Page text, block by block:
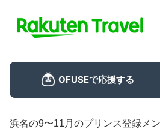
浜名の9〜11月のプリンス登録メン